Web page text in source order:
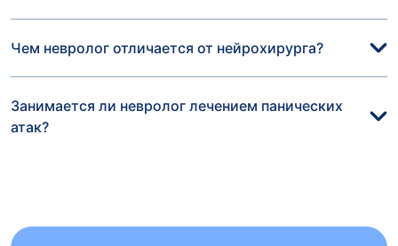
Чем невролог отличается от нейрохирурга?
Занимается ли невролог лечением панических
атак?